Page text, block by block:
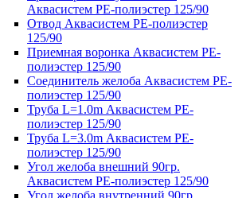
Аквасистем PE-полиэстер 125/90
Отвод Аквасистем РЕ-полиэстер
125/90
Приемная воронка Аквасистем PE-
полиэстер 125/90
Соединитель желоба Аквасистем PE-
полиэстер 125/90
Труба L=1.0m Аквасистем PE-
полиэстер 125/90
Труба L=3.0m Аквасистем PE-
полиэстер 125/90
Угол желоба внешний 90гр.
Аквасистем PE-полиэстер 125/90
Угол желоба внутренний 90гр.